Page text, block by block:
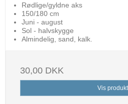
Rødlige/gyldne aks
150/180 cm
Juni - august
Sol - halvskygge
Almindelig, sand, kalk.
30,00 DKK
Vis produkt